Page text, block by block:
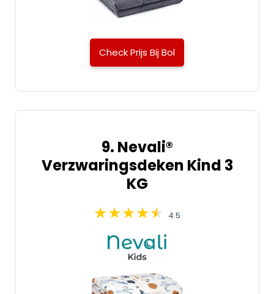
Check Prijs Bij Bol
9. Nevali®
Verzwaringsdeken Kind 3
KG
4.5